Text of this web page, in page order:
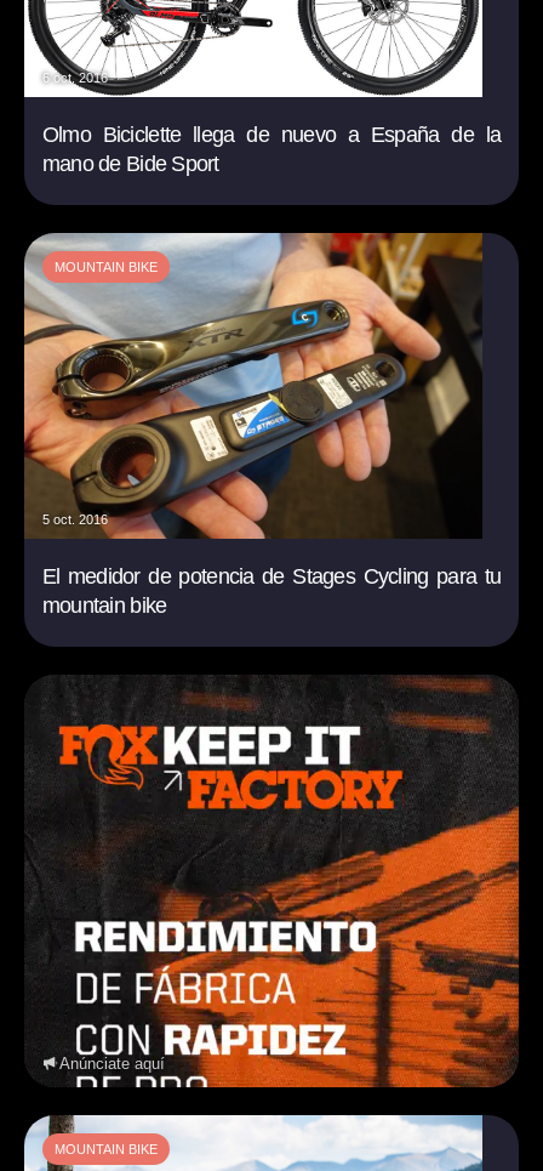
6 oct. 2016
Olmo Biciclette llega de nuevo a España de la
mano de Bide Sport
MOUNTAIN BIKE
5 oct. 2016
El medidor de potencia de Stages Cycling para tu
mountain bike
Anúnciate aquí
MOUNTAIN BIKE